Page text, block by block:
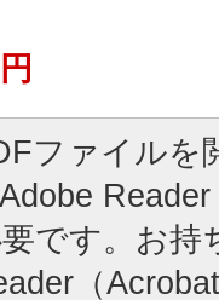
ファイルを
Adobe
です。お持
（